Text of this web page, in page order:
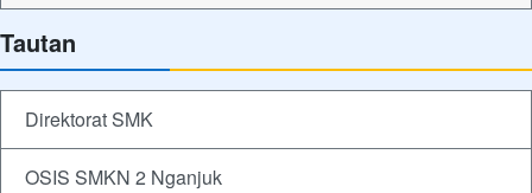
Tautan
Direktorat SMK
OSIS SMKN 2 Nganjuk